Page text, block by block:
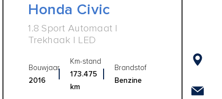
Honda Civic
1.8 Sport Automaat |
Trekhaak | LED
Bouwjaar
2016
Km-stand
173.475
km
Brandstof
Benzine